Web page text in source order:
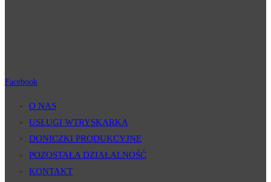
Facebook
O NAS
USŁUGI WTRYSKARKĄ
DONICZKI PRODUKCYJNE
POZOSTAŁA DZIAŁALNOŚĆ
KONTAKT